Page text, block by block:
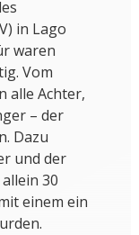
in Lago
waren
Vom
alle Achter,
– der
Dazu
und der
30
einem ein